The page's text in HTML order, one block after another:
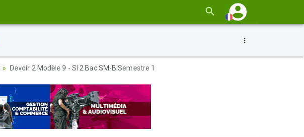
Devoir 2 Modèle 9 - SI 2 Bac SM-B Semestre 1